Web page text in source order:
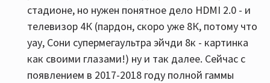
стадионе, но нужен понятное дело HDMI 2.0 - и
телевизор 4К (пардон, скоро уже 8К, потому что
уау, Сони супермегаультра эйчди 8к - картинка
как своими глазами!) ну и так далее. Сейчас с
появлением в 2017-2018 году полной гаммы